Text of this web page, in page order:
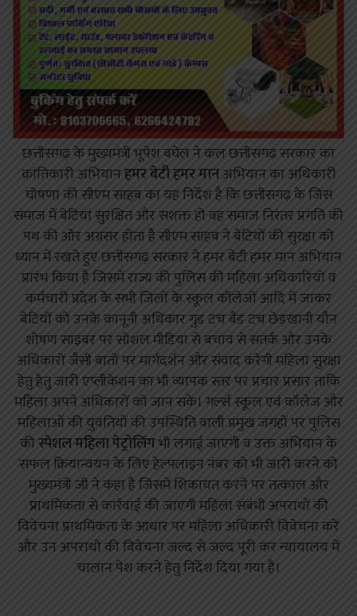
छत्तीसगढ़ के मुख्यमंत्री भूपेश बघेल ने कल छत्तीसगढ़ सरकार का
क्रांतिकारी अभियानहमर बेटी हमर मानअभियान का अधिकारी
घोषणा की सीएम साहब का यह निर्देश है कि छत्तीसगढ़ के जिस
समाज में बेटियां सुरक्षित और सशक्त हो वह समाज निरंतर प्रगति की
पथ की ओर अग्रसर होता है सीएम साहब ने बेटियों की सुरक्षा को
ध्यान में रखते हुए छत्तीसगढ़ सरकार ने हमर बेटी हमर मान अभियान
प्रारंभ किया है जिसमें राज्य की पुलिस की महिला अधिकारियों व
कर्मचारी प्रदेश के सभी जिलों के स्कूल कॉलेजों आदि में जाकर
बेटियों को उनके कानूनी अधिकार गुड टच बैड टच छेड़खानी यौन
शोषण साइबर पर सोशल मीडिया से बचाव से सतर्क और उनके
अधिकारों जैसी बातों पर मार्गदर्शन और संवाद करेगी महिला सुरक्षा
हेतु हेतु जारी एप्लीकेशन का भी व्यापक स्तर पर प्रचार प्रसार ताकि
महिला अपने अधिकारों को जान सके। गर्ल्स स्कूल एवं कॉलेज और
महिलाओं की युवतियों की उपस्थिति वाली प्रमुख जगहों पर पुलिस
कीस्पेशल महिला पेट्रोलिंगभी लगाई जाएगी व उक्त अभियान के
सफल क्रियान्वयन के लिए हेल्पलाइन नंबर को भी जारी करने को
मुख्यमंत्री जी ने कहा है जिसमें शिकायत करने पर तत्काल और
प्राथमिकता से कार्रवाई की जाएगी महिला संबंधी अपराधों की
विवेचना प्राथमिकता के आधार पर महिला अधिकारी विवेचना करें
और उन अपराधों की विवेचना जल्द से जल्द पूरी कर न्यायालय में
चालान पेश करने हेतु निर्देश दिया गया है।